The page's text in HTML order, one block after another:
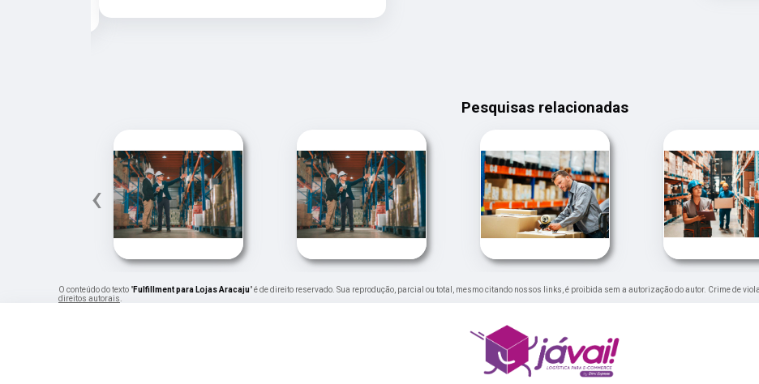
Pesquisas relacionadas
‹
O conteúdo do texto "Fulfillment para Lojas Aracaju" é de direito reservado. Sua reprodução, parcial ou total, mesmo citando nossos links, é proibida sem a autorização do autor. Crime de
direitos autorais